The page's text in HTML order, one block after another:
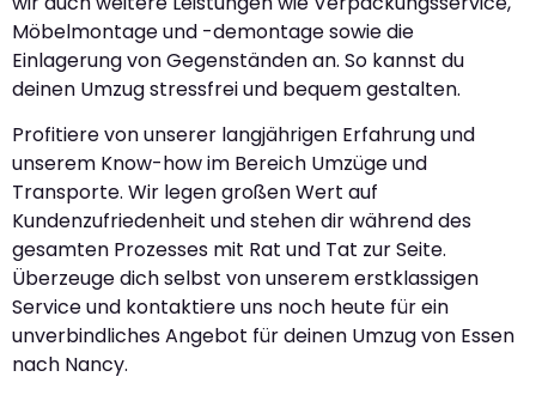
Möbelmontage und -demontage sowie die
Einlagerung von Gegenständen an. So kannst du
deinen Umzug stressfrei und bequem gestalten.
Profitiere von unserer langjährigen Erfahrung und
unserem Know-how im Bereich Umzüge und
Transporte. Wir legen großen Wert auf
Kundenzufriedenheit und stehen dir während des
gesamten Prozesses mit Rat und Tat zur Seite.
Überzeuge dich selbst von unserem erstklassigen
Service und kontaktiere uns noch heute für ein
unverbindliches Angebot für deinen Umzug von Essen
nach Nancy.